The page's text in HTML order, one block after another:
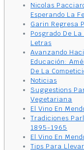
Nicolas
Esperando La
Garin Regresa
Posgrado De
Letras
Avanzando
Educación:
De La
Noticias
Suggestions
Vegetariana
El Vino En
Tradiciones
1895-1965
El Vino En
Tips Para